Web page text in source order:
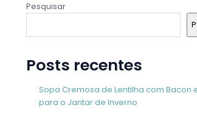
Pesquisar
Posts recentes
Sopa Cremosa de Lentilha com Bacon
para o Jantar de Inverno